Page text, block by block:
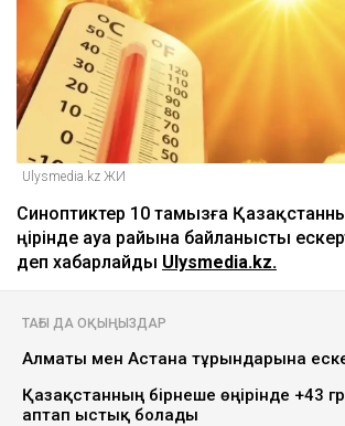
Ulysmedia.kz ЖИ
Синоптиктер 10 тамызға
өңірінде ауа райына байланысты
деп хабарлайды Ulysmedia.kz.
ТАҒЫ ДА ОҚЫҢЫЗДАР
Алматы мен Астана тұрғындарына
Қазақстанның бірнеше өңірінде +43
аптап ыстық болады